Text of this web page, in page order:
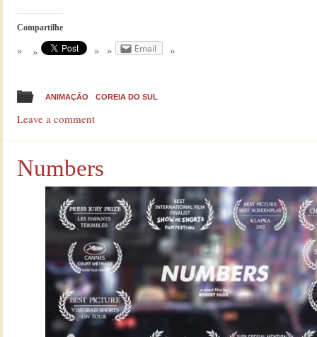
Compartilhe
Email
ANIMAÇÃO COREIA DO SUL
Leave a comment
Numbers